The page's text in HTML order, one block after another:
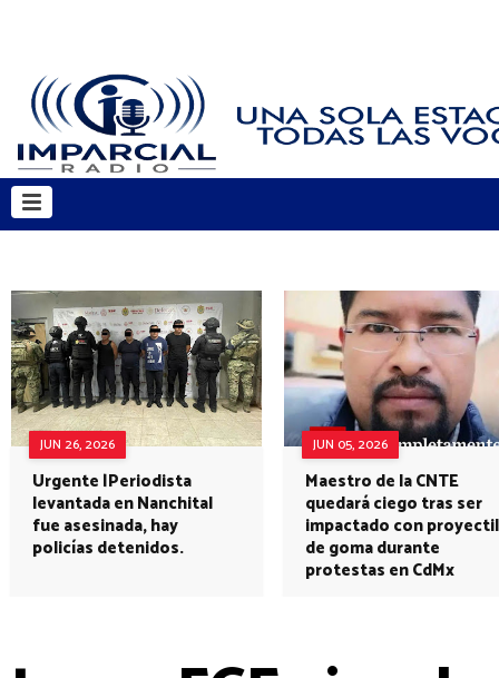
JUN 26, 2026
Urgente |Periodista
levantada en Nanchital
fue asesinada, hay
policías detenidos.
JUN 05, 2026
Maestro de la CNTE
quedará ciego tras ser
impactado con proyectil
de goma durante
protestas en CdMx